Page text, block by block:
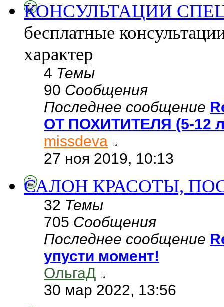
КОНСУЛЬТАЦИИ
бесплатные
характер
4 Темы
90 Сообщения
Последнее сообщение
ОТ ПОХИТИТЕЛЯ (5-12
missdeva
27 ноя 2019, 10:13
САЛОН КРАСОТЫ,
32 Темы
705 Сообщения
Последнее сообщение
упусти момент!
ОльгаД
30 мар 2022, 13:56